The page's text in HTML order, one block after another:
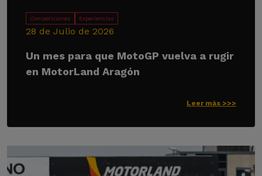
Competiciones Experiencias
28 de Julio de 2026
Un mes para que MotoGP vuelva a rugir
en MotorLand Aragón
Leer más >>>